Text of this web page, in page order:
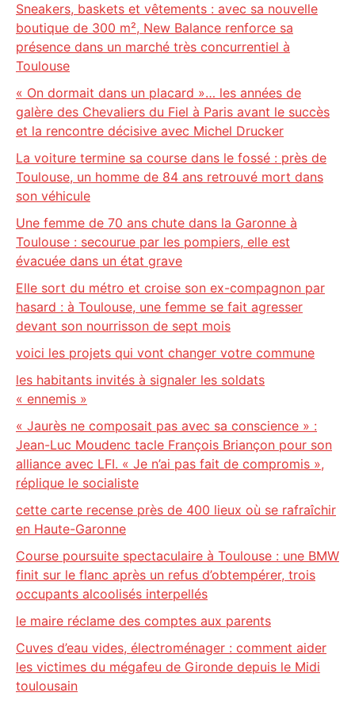
Sneakers, baskets et vêtements : avec sa nouvelle
boutique de 300 m², New Balance renforce sa
présence dans un marché très concurrentiel à
Toulouse
« On dormait dans un placard »… les années de
galère des Chevaliers du Fiel à Paris avant le succès
et la rencontre décisive avec Michel Drucker
La voiture termine sa course dans le fossé : près de
Toulouse, un homme de 84 ans retrouvé mort dans
son véhicule
Une femme de 70 ans chute dans la Garonne à
Toulouse : secourue par les pompiers, elle est
évacuée dans un état grave
Elle sort du métro et croise son ex-compagnon par
hasard : à Toulouse, une femme se fait agresser
devant son nourrisson de sept mois
voici les projets qui vont changer votre commune
les habitants invités à signaler les soldats
« ennemis »
« Jaurès ne composait pas avec sa conscience » :
Jean-Luc Moudenc tacle François Briançon pour son
alliance avec LFI. « Je n’ai pas fait de compromis »,
réplique le socialiste
cette carte recense près de 400 lieux où se rafraîchir
en Haute-Garonne
Course poursuite spectaculaire à Toulouse : une BMW
finit sur le flanc après un refus d’obtempérer, trois
occupants alcoolisés interpellés
le maire réclame des comptes aux parents
Cuves d’eau vides, électroménager : comment aider
les victimes du mégafeu de Gironde depuis le Midi
toulousain